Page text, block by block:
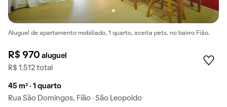
Aluguel de apartamento mobiliado, 1 quarto, aceita pets, no bairro Fião.
R$ 970aluguel
R$ 1.512 total
45 m² · 1 quarto
Rua São Domingos, Fião · São Leopoldo